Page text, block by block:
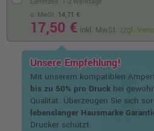
o. MwSt. 14,71 €
17,50 € inkl. MwSt. zzgl.
Unsere Empfehlung!
Mit unserem kompatiblen
bis zu 50% pro Druckbei
Qualität. Überzeugen Sie sich
lebenslanger Hausmarke
Drucker schützt.